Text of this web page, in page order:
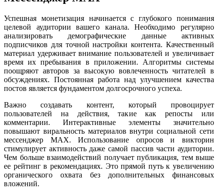
Успешная монетизация начинается с глубокого понимания
целевой аудитории вашего канала. Необходимо регулярно
анализировать демографические данные активных
подписчиков для точной настройки контента. Качественный
материал удерживает внимание пользователей и увеличивает
время их пребывания в приложении. Алгоритмы системы
поощряют авторов за высокую вовлеченность читателей в
обсуждениях. Постоянная работа над улучшением качества
постов является фундаментом долгосрочного успеха.
Важно создавать контент, который провоцирует
пользователей на действия, такие как репосты или
комментарии. Интерактивные элементы значительно
повышают виральность материалов внутри социальной сети
мессенджер MAX. Использование опросов и викторин
стимулирует активность даже самой пассив части аудитории.
Чем больше взаимодействий получает публикация, тем выше
ее рейтинг в рекомендациях. Это прямой путь к увеличению
органического охвата без дополнительных финансовых
вложений.